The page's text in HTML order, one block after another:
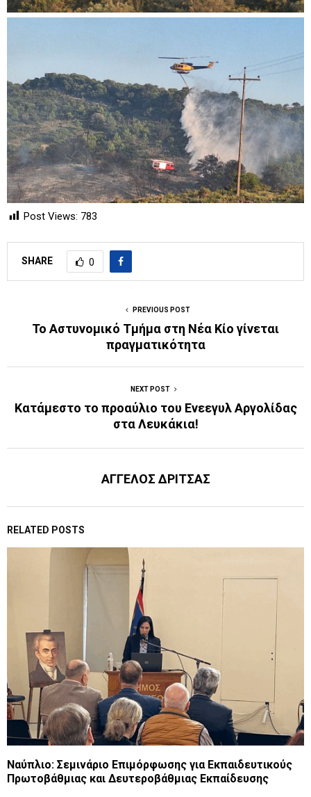
Post Views: 783
SHARE 0
PREVIOUS POST
Το Αστυνομικό Τμήμα στη Νέα Κίο γίνεται
πραγματικότητα
NEXT POST
Κατάμεστο το προαύλιο του Ενεεγυλ Αργολίδας
στα Λευκάκια!
ΑΓΓΕΛΟΣ ΔΡΙΤΣΑΣ
RELATED POSTS
Ναύπλιο: Σεμινάριο Επιμόρφωσης για Εκπαιδευτικούς
Πρωτοβάθμιας και Δευτεροβάθμιας Εκπαίδευσης